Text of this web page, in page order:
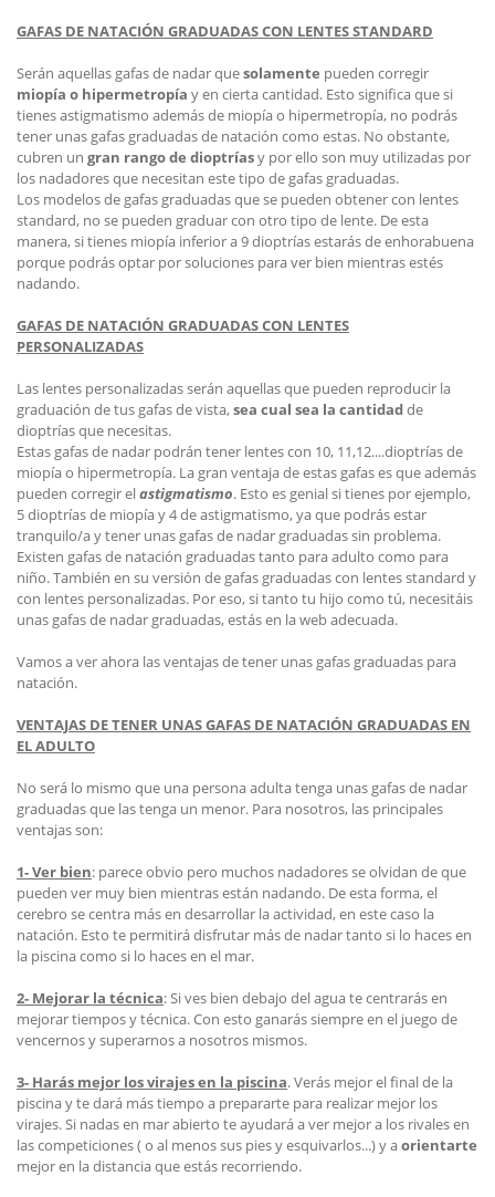
GAFAS DE NATACIÓN GRADUADAS CON LENTES STANDARD
Serán aquellas gafas de nadar quesolamente pueden corregir
miopía o hipermetropía y en cierta cantidad. Esto significa que si
tienes astigmatismo además de miopía o hipermetropía, no podrás
tener unas gafas graduadas de natación como estas. No obstante,
cubren un gran rango de dioptríasy por ello son muy utilizadas por
los nadadores que necesitan este tipo de gafas graduadas.
Los modelos de gafas graduadas que se pueden obtener con lentes
standard, no se pueden graduar con otro tipo de lente. De esta
manera, si tienes miopía inferior a 9 dioptrías estarás de enhorabuena
porque podrás optar por soluciones para ver bien mientras estés
nadando.
GAFAS DE NATACIÓN GRADUADAS CON LENTES
PERSONALIZADAS
Las lentes personalizadas serán aquellas que pueden reproducir la
graduación de tus gafas de vista,sea cual sea la cantidadde
dioptrías que necesitas.
Estas gafas de nadar podrán tener lentes con 10, 11,12....dioptrías de
miopía o hipermetropía. La gran ventaja de estas gafas es que además
pueden corregir elastigmatismo. Esto es genial si tienes por ejemplo,
5 dioptrías de miopía y 4 de astigmatismo, ya que podrás estar
tranquilo/a y tener unas gafas de nadar graduadas sin problema.
Existen gafas de natación graduadas tanto para adulto como para
niño. También en su versión de gafas graduadas con lentes standard y
con lentes personalizadas. Por eso, si tanto tu hijo como tú, necesitáis
unas gafas de nadar graduadas, estás en la web adecuada.
Vamos a ver ahora las ventajas de tener unas gafas graduadas para
natación.
VENTAJAS DE TENER UNAS GAFAS DE NATACIÓN GRADUADAS EN
EL ADULTO
No será lo mismo que una persona adulta tenga unas gafas de nadar
graduadas que las tenga un menor. Para nosotros, las principales
ventajas son:
1- Ver bien: parece obvio pero muchos nadadores se olvidan de que
pueden ver muy bien mientras están nadando. De esta forma, el
cerebro se centra más en desarrollar la actividad, en este caso la
natación. Esto te permitirá disfrutar más de nadar tanto si lo haces en
la piscina como si lo haces en el mar.
2- Mejorar la técnica: Si ves bien debajo del agua te centrarás en
mejorar tiempos y técnica. Con esto ganarás siempre en el juego de
vencernos y superarnos a nosotros mismos.
3- Harás mejor los virajes en la piscina. Verás mejor el final de la
piscina y te dará más tiempo a prepararte para realizar mejor los
virajes. Si nadas en mar abierto te ayudará a ver mejor a los rivales en
las competiciones ( o al menos sus pies y esquivarlos...) y aorientarte
mejor en la distancia que estás recorriendo.